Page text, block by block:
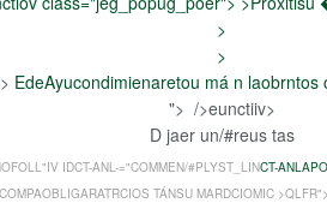
>
>
EdeAyucondimienaretou má n
"> />eunctiiv>
D jaer un/#reus tas
IDCT-ANL-="COMMEN/#PLYST_LINCT-
TÁNSU MARDCIOMIC >